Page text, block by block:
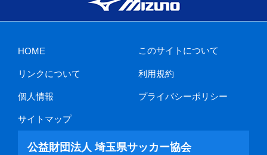
HOME このサイトについて
リンクについて 利用規約
個人情報 プライバシーポリシー
サイトマップ
公益財団法人 埼玉県サッカー協会